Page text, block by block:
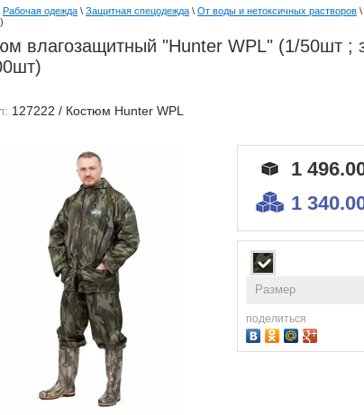
Рабочая одежда \ Защитная спецодежда \ От воды и нетоксичных растворов \
влагозащитный "Hunter WPL" (1/50шт ;
127222 / Костюм Hunter WPL
1
1
Размер
поделиться